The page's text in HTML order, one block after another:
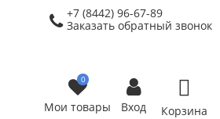
+7 (8442) 96-67-89
Заказать обратный звонок
0
Мои товары Вход Корзина